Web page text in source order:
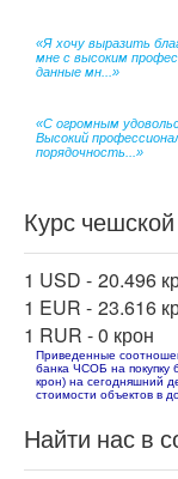
«Я хочу выразить
мне с высоким
данные мн...»
«С огромным
Высокий
порядочность...»
Курс
1 USD - 20.496
1 EUR - 23.616
1 RUR -0 крон
Приведенные
банка ЧСОБ на покупку
крон) на сегодняшний
стоимости объектов в
Найти нас в